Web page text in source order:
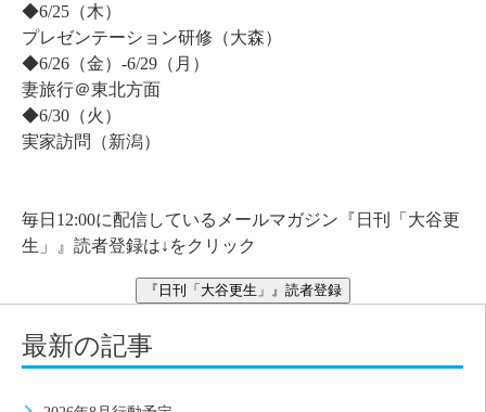
最新の記事
◆6/25（木）
プレゼンテーション研修（大森）
◆6/26（金）-6/29（月）
妻旅行＠東北方面
◆6/30（火）
実家訪問（新潟）
毎日12:00に配信しているメールマガジン『日刊「大谷更
生」』読者登録は↓をクリック
『日刊「大谷更生」』読者登録